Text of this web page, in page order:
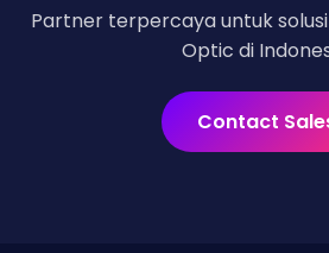
Partner terpercaya untuk
Optic di
Contact